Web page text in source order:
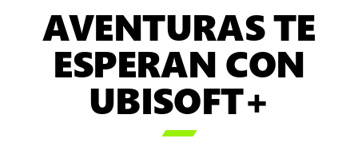
AVENTURAS TE
ESPERAN CON
UBISOFT+
